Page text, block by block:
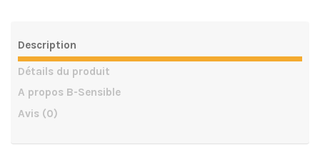
Description
Détails du produit
A propos B-Sensible
Avis (0)